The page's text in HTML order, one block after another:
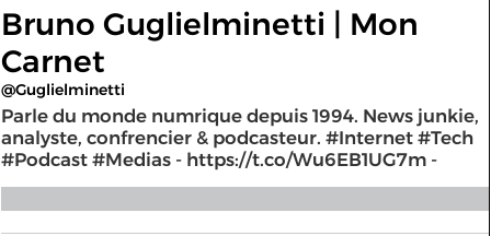
CONNEXION
SÉLECTION DE L'ÉTÉ
SUR L'ÉCRAN D'ACCUEIL
Bruno Guglielminetti | Mon
Carnet
@Guglielminetti
Parle du monde numrique depuis 1994. News junkie,
analyste, confrencier & podcasteur. #Internet #Tech
#Podcast #Medias - https://t.co/Wu6EB1UG7m -